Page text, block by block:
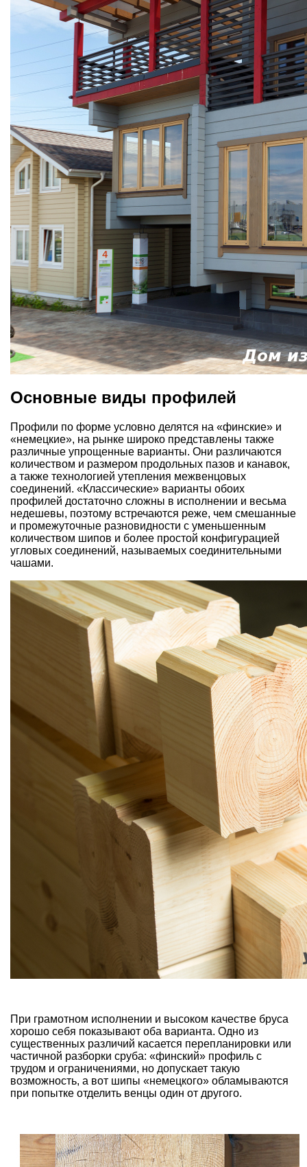
Основные виды профилей
Профили по форме условно делятся на «финские» и
«немецкие», на рынке широко представлены также
различные упрощенные варианты. Они различаются
количеством и размером продольных пазов и канавок,
а также технологией утепления межвенцовых
соединений. «Классические» варианты обоих
профилей достаточно сложны в исполнении и весьма
недешевы, поэтому встречаются реже, чем смешанные
и промежуточные разновидности с уменьшенным
количеством шипов и более простой конфигурацией
угловых соединений, называемых соединительными
чашами.
При грамотном исполнении и высоком качестве бруса
хорошо себя показывают оба варианта. Одно из
существенных различий касается перепланировки или
частичной разборки сруба: «финский» профиль с
трудом и ограничениями, но допускает такую
возможность, а вот шипы «немецкого» обламываются
при попытке отделить венцы один от другого.